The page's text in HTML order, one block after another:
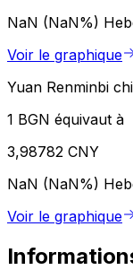
NaN (NaN%)
Voir le graphique
Yuan Renminbi
1 BGN équivaut à
3,98782 CNY
NaN (NaN%)
Voir le graphique